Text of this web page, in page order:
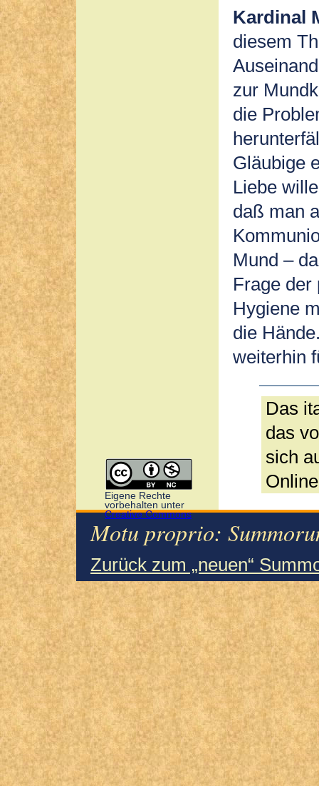
Kardinal
diesem
zur
die
Gläubige
Liebe
daß man
Mund –
Frage der
Hygiene
die
weiterhin
Das
das
sich
Motu proprio:
Eigene Rechte
vorbehalten unter
Creative Commons
Zurück zum „neuen“